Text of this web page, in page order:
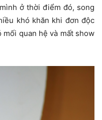
ở thời điểm đó, song
khó khăn khi đơn độc
quan hệ và mất show